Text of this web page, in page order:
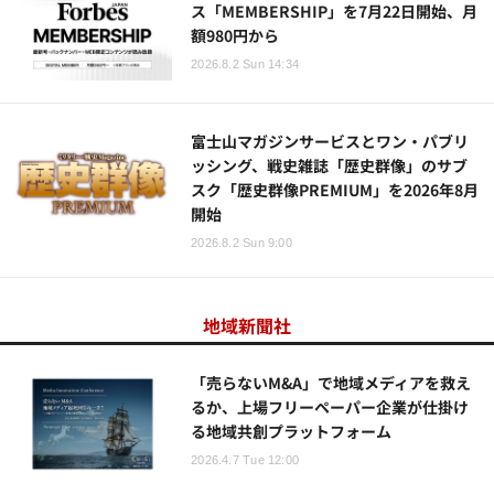
ス「MEMBERSHIP」を7月22日開始、月
額980円から
2026.8.2 Sun 14:34
富士山マガジンサービスとワン・パブリ
ッシング、戦史雑誌「歴史群像」のサブ
スク「歴史群像PREMIUM」を2026年8月
開始
2026.8.2 Sun 9:00
地域新聞社
「売らないM&A」で地域メディアを救え
るか、上場フリーペーパー企業が仕掛け
る地域共創プラットフォーム
2026.4.7 Tue 12:00